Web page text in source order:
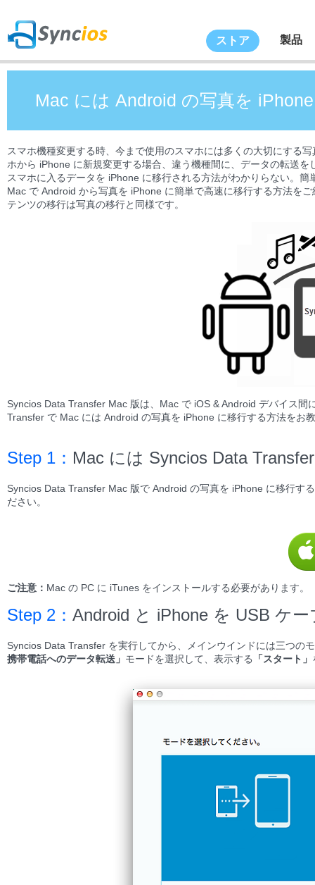
ストア 製品
Mac には Android の写真を
スマホ機種変更する時、今まで使用のスマホには多くの大切にする
ホから iPhone に新規変更する場合、違う機種間に、データの転送
スマホに入るデータを iPhone に移行される方法がわかりらない。
Mac で Android から写真を iPhone に簡単で高速に移行する方法を
テンツの移行は写真の移行と同様です。
Syncios Data Transfer Mac 版は、Mac で iOS & Android デバイス
Transfer で Mac には Android の写真を iPhone に移行する方法をお
Step 1： Mac には Syncios Data
Syncios Data Transfer Mac 版で Android の写真を iPhone に移行す
ださい。
ご注意： Mac の PC に iTunes をインストールする必要があります。
Step 2： Android と iPhone を USB ケ
Syncios Data Transfer を実行してから、メインウインドには三つの
携帯電話へのデータ転送」 モードを選択して、表示する 「スタート」